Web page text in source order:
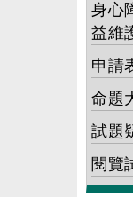
身心
益維
申請
命題
試題
閱覽